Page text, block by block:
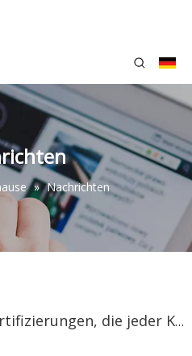
» Nachrichten
OEKO-TEX vs. GOTS: Zertifizierungen, die jeder Kaschmirkäufer kennen sollte